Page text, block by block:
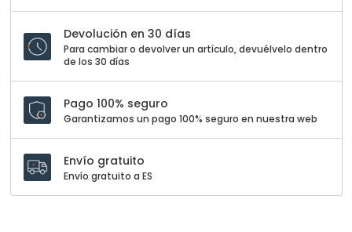
Devolución en 30 días
Para cambiar o devolver un artículo, devuélvelo dentro
de los 30 días
Pago 100% seguro
Garantizamos un pago 100% seguro en nuestra web
Envío gratuito
Envío gratuito a ES